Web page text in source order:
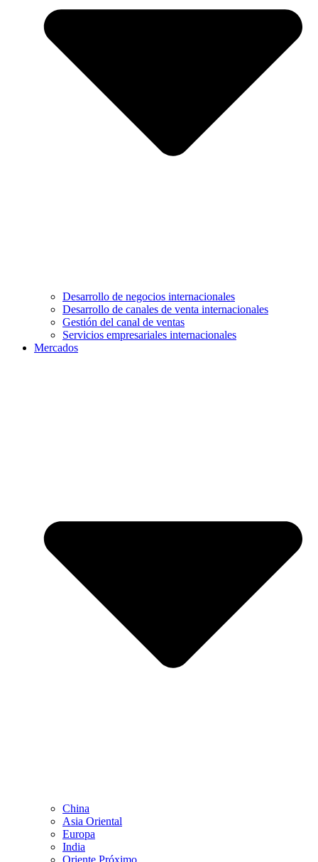
Desarrollo de negocios internacionales
Desarrollo de canales de venta internacionales
Gestión del canal de ventas
Servicios empresariales internacionales
Mercados
China
Asia Oriental
Europa
India
Oriente Próximo